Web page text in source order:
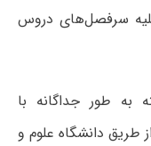
سرفصل‌های دروس
به طور جداگانه با
دانشگاه علوم و